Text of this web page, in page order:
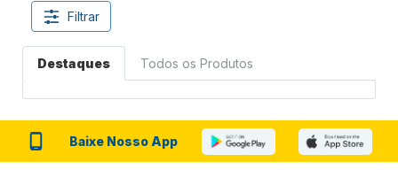
Filtrar
Destaques Todos os Produtos
Baixe Nosso App